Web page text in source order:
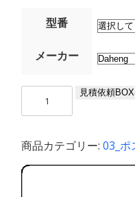
型番
メーカー
ト/
ク
ラ
見積依頼
商品カテゴリー:03_ポ